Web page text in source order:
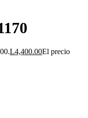
L4,400.00El precio